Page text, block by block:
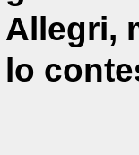
Allegri,
lo